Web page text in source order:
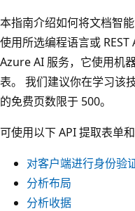
本指南介绍如何将文档智
使用所选编程语言或
Azure AI 服务，它使用机
表。 我们建议你在学习该
的免费页数限于 500。
可使用以下 API 提取表单
对客户端进行身份验
分析布局
分析收据